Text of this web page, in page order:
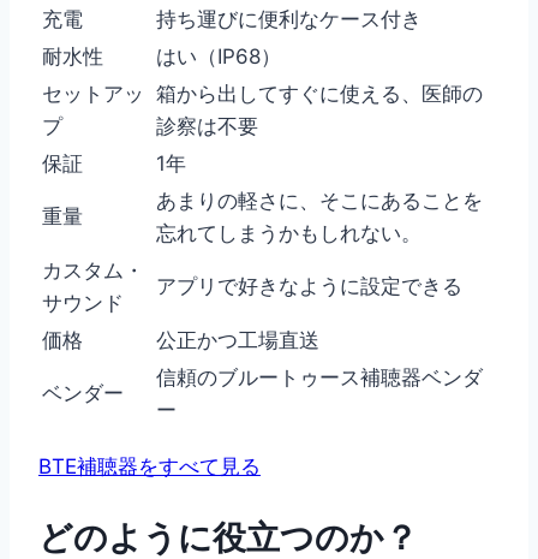
充電
持ち運びに便利なケース付き
耐水性
はい（IP68）
セットアッ
プ
箱から出してすぐに使える、医師の
診察は不要
保証
1年
重量
あまりの軽さに、そこにあることを
忘れてしまうかもしれない。
カスタム・
サウンド
アプリで好きなように設定できる
価格 公正かつ工場直送
ベンダー
信頼のブルートゥース補聴器ベンダ
ー
BTE補聴器をすべて見る
どのように役立つのか？